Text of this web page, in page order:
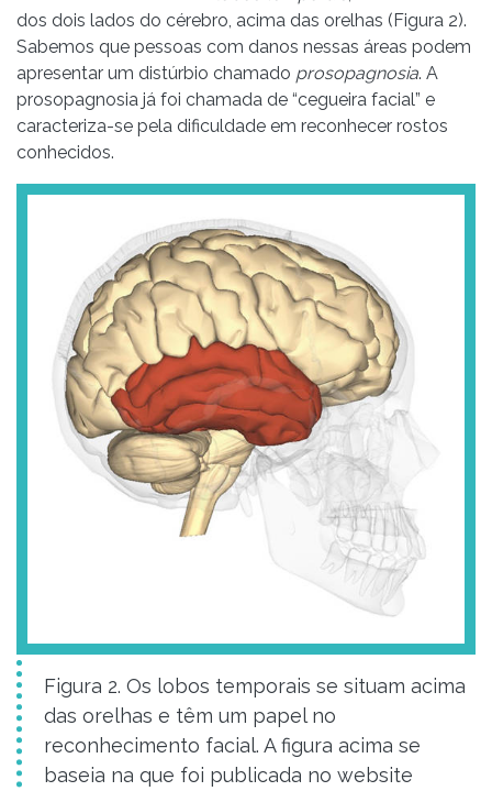
dos dois lados do cérebro, acima das orelhas (Figura 2).
Sabemos que pessoas com danos nessas áreas podem
apresentar um distúrbio chamado prosopagnosia. A
prosopagnosia já foi chamada de “cegueira facial” e
caracteriza-se pela dificuldade em reconhecer rostos
conhecidos.
Figura 2. Os lobos temporais se situam acima
das orelhas e têm um papel no
reconhecimento facial. A figura acima se
baseia na que foi publicada no website